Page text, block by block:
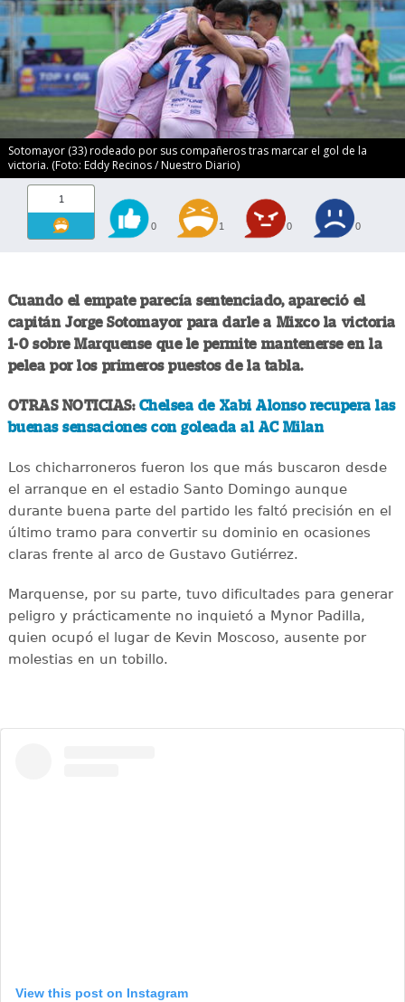
Sotomayor (33) rodeado por sus compañeros tras marcar el gol de la
victoria. (Foto: Eddy Recinos / Nuestro Diario)
1
0 1 0 0
Cuando el empate parecía sentenciado, apareció el
capitán Jorge Sotomayor para darle a Mixco la victoria
1-0 sobre Marquense que le permite mantenerse en la
pelea por los primeros puestos de la tabla.
OTRAS NOTICIAS: Chelsea de Xabi Alonso recupera las
buenas sensaciones con goleada al AC Milan
Los chicharroneros fueron los que más buscaron desde
el arranque en el estadio Santo Domingo aunque
durante buena parte del partido les faltó precisión en el
último tramo para convertir su dominio en ocasiones
claras frente al arco de Gustavo Gutiérrez.
Marquense, por su parte, tuvo dificultades para generar
peligro y prácticamente no inquietó a Mynor Padilla,
quien ocupó el lugar de Kevin Moscoso, ausente por
molestias en un tobillo.
View this post on Instagram